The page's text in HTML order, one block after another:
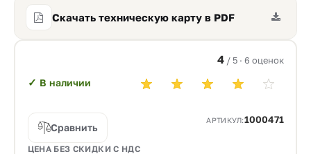
Скачать техническую карту в PDF
✓ В наличии
4 / 5 · 6 оценок
Сравнить
АРТИКУЛ:1000471
ЦЕНА БЕЗ СКИДКИ С НДС